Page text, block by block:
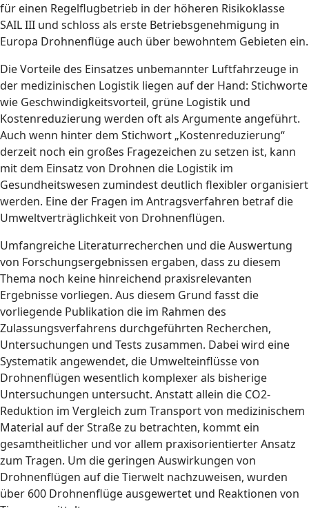
für einen Regelflugbetrieb in der höheren Risikoklasse
SAIL III und schloss als erste Betriebsgenehmigung in
Europa Drohnenflüge auch über bewohntem Gebieten ein.
Die Vorteile des Einsatzes unbemannter Luftfahrzeuge in
der medizinischen Logistik liegen auf der Hand: Stichworte
wie Geschwindigkeitsvorteil, grüne Logistik und
Kostenreduzierung werden oft als Argumente angeführt.
Auch wenn hinter dem Stichwort „Kostenreduzierung“
derzeit noch ein großes Fragezeichen zu setzen ist, kann
mit dem Einsatz von Drohnen die Logistik im
Gesundheitswesen zumindest deutlich flexibler organisiert
werden. Eine der Fragen im Antragsverfahren betraf die
Umweltverträglichkeit von Drohnenflügen.
Umfangreiche Literaturrecherchen und die Auswertung
von Forschungsergebnissen ergaben, dass zu diesem
Thema noch keine hinreichend praxisrelevanten
Ergebnisse vorliegen. Aus diesem Grund fasst die
vorliegende Publikation die im Rahmen des
Zulassungsverfahrens durchgeführten Recherchen,
Untersuchungen und Tests zusammen. Dabei wird eine
Systematik angewendet, die Umwelteinflüsse von
Drohnenflügen wesentlich komplexer als bisherige
Untersuchungen untersucht. Anstatt allein die CO2-
Reduktion im Vergleich zum Transport von medizinischem
Material auf der Straße zu betrachten, kommt ein
gesamtheitlicher und vor allem praxisorientierter Ansatz
zum Tragen. Um die geringen Auswirkungen von
Drohnenflügen auf die Tierwelt nachzuweisen, wurden
über 600 Drohnenflüge ausgewertet und Reaktionen von